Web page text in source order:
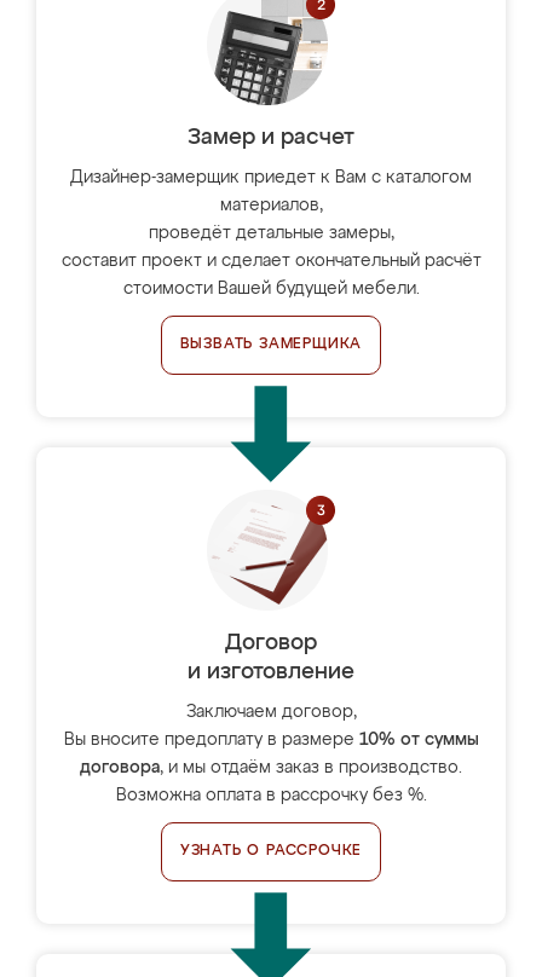
Замер и расчет
Дизайнер-замерщик приедет к Вам с каталогом
материалов,
проведёт детальные замеры,
составит проект и сделает окончательный расчёт
стоимости Вашей будущей мебели.
ВЫЗВАТЬ ЗАМЕРЩИКА
Договор
и изготовление
Заключаем договор,
Вы вносите предоплату в размере 10% от суммы
договора, и мы отдаём заказ в производство.
Возможна оплата в рассрочку без %.
УЗНАТЬ О РАССРОЧКЕ